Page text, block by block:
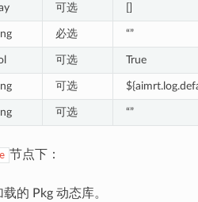
可选
必选 “”
可选 True
可选
可选 “”
节点下：
的 Pkg 动态库。